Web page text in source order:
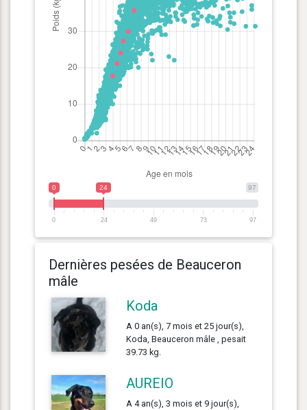
97
0 24
0 24 49 73 97
Dernières pesées de Beauceron
mâle
Koda
A 0 an(s), 7 mois et 25 jour(s),
Koda, Beauceron mâle , pesait
39.73 kg.
AUREIO
A 4 an(s), 3 mois et 9 jour(s),